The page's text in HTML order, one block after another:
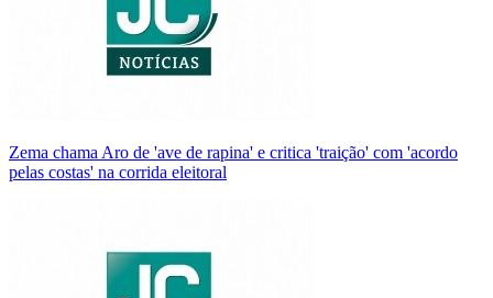
Zema chama Aro de 'ave de rapina' e critica 'traição' com 'acordo
pelas costas' na corrida eleitoral